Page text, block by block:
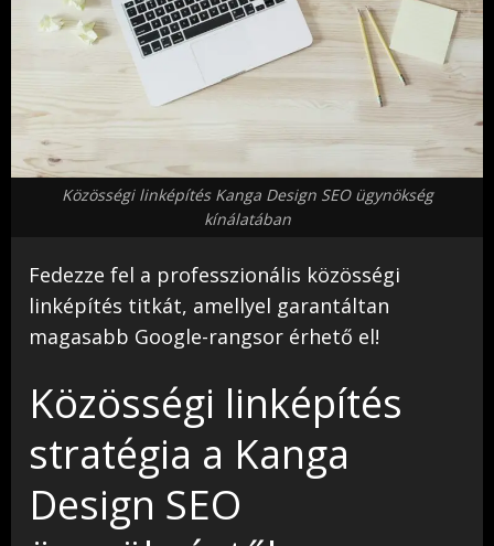
Közösségi linképítés Kanga Design SEO ügynökség
kínálatában
Fedezze fel a professzionális közösségi
linképítés titkát, amellyel garantáltan
magasabb Google-rangsor érhető el!
Közösségi linképítés
stratégia a Kanga
Design SEO